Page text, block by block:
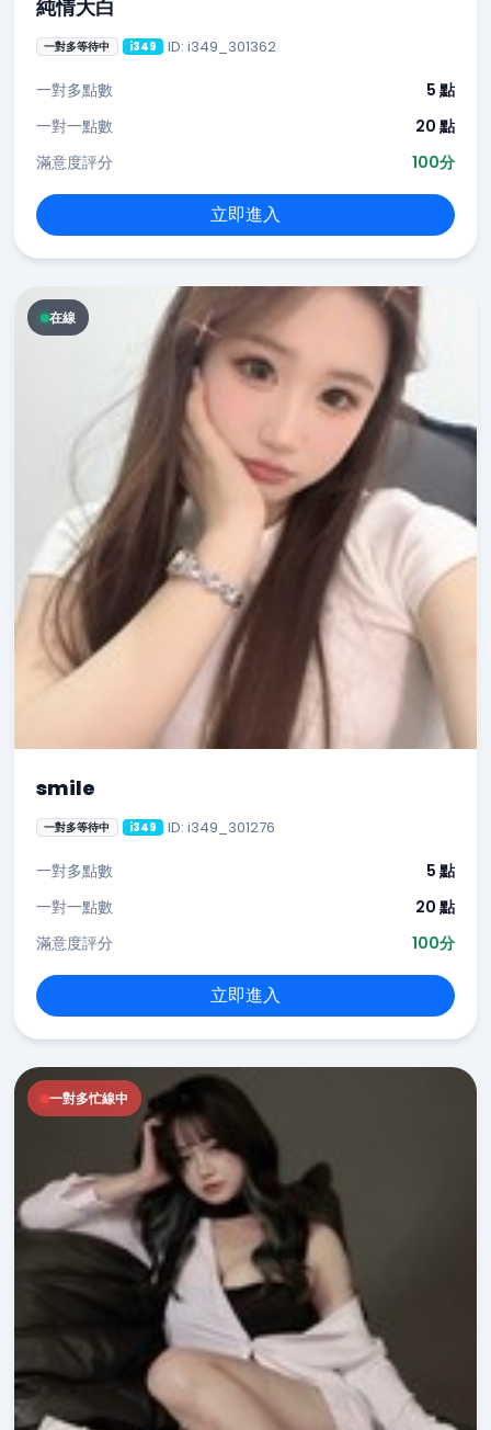
純情大白
一對多等待中 i349 ID: i349_301362
一對多點數
5 點
一對一點數
20 點
滿意度評分
100分
立即進入
在線
smile
一對多等待中 i349 ID: i349_301276
一對多點數
5 點
一對一點數
20 點
滿意度評分
100分
立即進入
一對多忙線中